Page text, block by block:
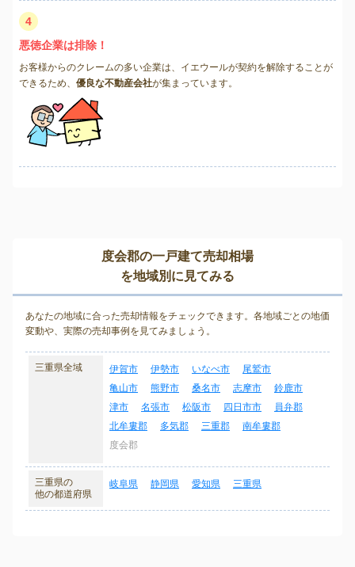
4
悪徳企業は排除！
お客様からのクレームの多い企業は、イエウールが契約を解除することが
できるため、 優良な不動産会社が集まっています。
度会郡の一戸建て売却相場
を地域別に見てみる
あなたの地域に合った売却情報をチェックできます。各地域ごとの地価
変動や、実際の売却事例を見てみましょう。
三重県全域 伊賀市 伊勢市 いなべ市
尾鷲市
亀山市
熊野市 桑名市 志摩市
鈴鹿市
津市
名張市 松阪市 四日市市
員弁郡
北牟婁郡
多気郡 三重郡
南牟婁郡
度会郡
三重県の
他の都道府県
岐阜県 静岡県 愛知県 三重県